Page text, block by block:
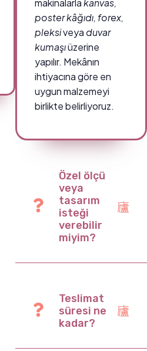
makinalarlakanvas,
poster kâğıdı, forex,
pleksiveya duvar
kumaşıüzerine
yapılır. Mekânın
ihtiyacına göre en
uygun malzemeyi
birlikte belirliyoruz.
Özel ölçü
veya
tasarım
isteği
verebilir
miyim?
Teslimat
süresi ne
kadar?